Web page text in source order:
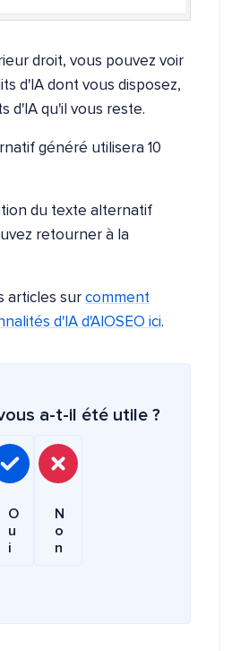
droit, vous pouvez voir
d'IA dont vous disposez,
d'IA qu'il vous reste.
généré utilisera 10
du texte alternatif
retourner à la
articles sur comment
d'IA d'AIOSEO ici.
a-t-il été utile ?
O
u
i
N
o
n